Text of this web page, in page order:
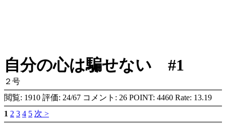
自分の心は騙せない #1
２号
閲覧: 1910 評価: 24/67 コメント: 26 POINT: 4460 Rate: 13.19
1 2 3 4 5 次 >